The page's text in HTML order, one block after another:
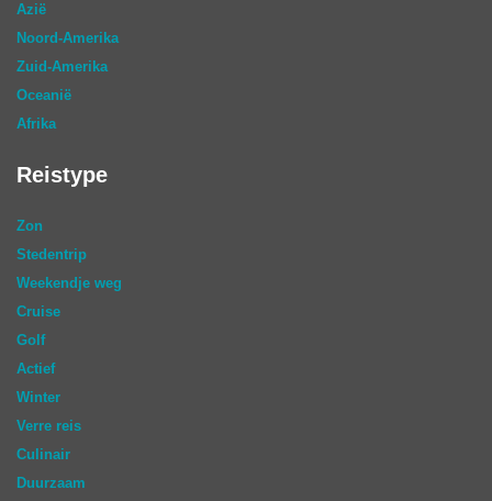
Azië
Noord-Amerika
Zuid-Amerika
Oceanië
Afrika
Reistype
Zon
Stedentrip
Weekendje weg
Cruise
Golf
Actief
Winter
Verre reis
Culinair
Duurzaam